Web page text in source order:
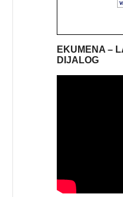
EKUMENA –
DIJALOG